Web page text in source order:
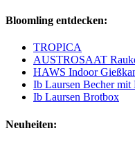
Bloomling entdecken:
TROPICA
AUSTROSAAT
HAWS Indoor
Ib Laursen Becher mit
Ib Laursen Brotbox
Neuheiten: